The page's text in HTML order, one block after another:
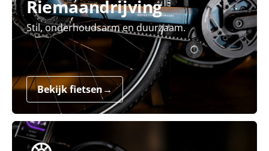
Riemaandrijving
Stil, onderhoudsarm en duurzaam.
Bekijk fietsen→